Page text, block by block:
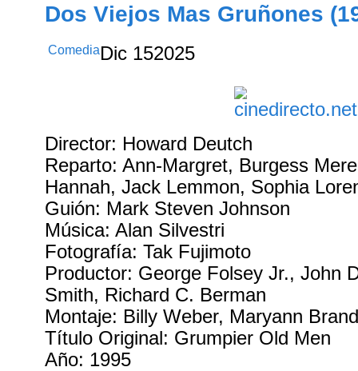
Dos Viejos Mas Gruñones
ComediaDic 152025
Director: Howard Deutch
Reparto: Ann-Margret, Burgess
Hannah, Jack Lemmon, Sophia
Guión: Mark Steven Johnson
Música: Alan Silvestri
Fotografía: Tak Fujimoto
Productor: George Folsey Jr., John
Smith, Richard C. Berman
Montaje: Billy Weber, Maryann
Título Original: Grumpier Old Men
Año: 1995